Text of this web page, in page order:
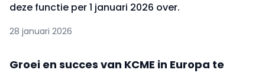
deze functie per 1 januari 2026 over.
28 januari 2026
Groei en succes van KCME in Europa te